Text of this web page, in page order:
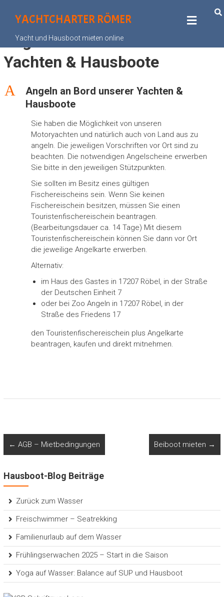
YACHTCHARTER RÖMER
Yacht und Hausboot mieten online
Angeln an Bord unserer
Yachten & Hausboote
A
Angeln an Bord unserer Yachten &
Hausboote
Sie haben die Möglichkeit von unseren
Motoryachten und natürlich auch von Land aus zu
angeln. Die jeweiligen Vorschriften vor Ort sind zu
beachten. Die notwendigen Angelscheine erwerben
Sie bitte in den jeweiligen Stützpunkten.
Sie sollten im Besitz eines gültigen
Fischereischeins sein. Wenn Sie keinen
Fischereischein besitzen, müssen Sie einen
Touristenfischereischein beantragen.
(Bearbeitungsdauer ca. 14 Tage) Mit diesem
Touristenfischereischein können Sie dann vor Ort
die jeweilige Angelkarte erwerben.
Alternativ:
im Haus des Gastes in 17207 Röbel, in der Straße
der Deutschen Einheit 7
oder bei Zoo Angeln in 17207 Röbel, in der
Straße des Friedens 17
den Touristenfischereischein plus Angelkarte
beantragen, kaufen und direkt mitnehmen.
← AGB – Mietbedingungen Beiboot mieten →
Hausboot-Blog Beiträge
Zurück zum Wasser
Freischwimmer – Seatrekking
Familienurlaub auf dem Wasser
Frühlingserwachen 2025 – Start in die Saison
Yoga auf Wasser: Balance auf SUP und Hausboot